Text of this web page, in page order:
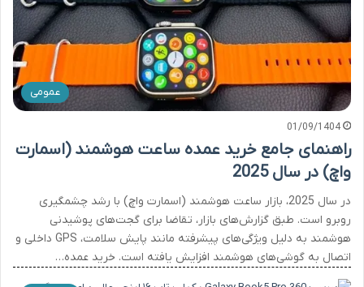
عمومی
01/09/1404
راهنمای جامع خرید عمده ساعت هوشمند (اسمارت
واچ) در سال 2025
در سال 2025، بازار ساعت هوشمند (اسمارت واچ) با رشد چشمگیری
روبرو است. طبق گزارش‌های بازار، تقاضا برای گجت‌های پوشیدنی
هوشمند به دلیل ویژگی‌های پیشرفته مانند پایش سلامت، GPS داخلی و
اتصال به گوشی‌های هوشمند افزایش یافته است. خرید عمده…